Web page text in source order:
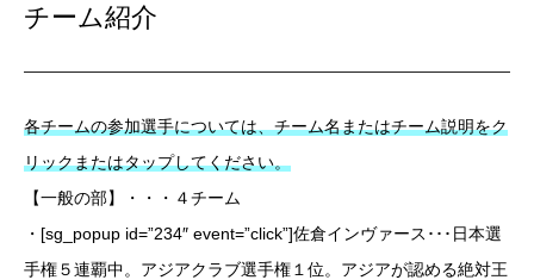
チーム紹介
各チームの参加選手については、チーム名またはチーム説明をク
リックまたはタップしてください。
【一般の部】・・・４チーム
・[sg_popup id=”234″ event=”click”]佐倉インヴァース･･･日本選
手権５連覇中。アジアクラブ選手権１位。アジアが認める絶対王